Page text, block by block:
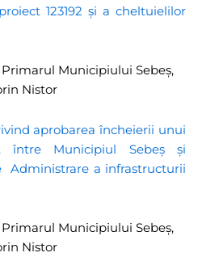
123192 și a cheltuielilor
Municipiului Sebeș,
Nistor
aprobarea încheierii unui
între Municipiul Sebeș și
Administrare a infrastructurii
Municipiului Sebeș,
Nistor